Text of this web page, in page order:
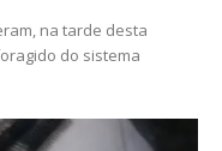
na tarde desta
do sistema